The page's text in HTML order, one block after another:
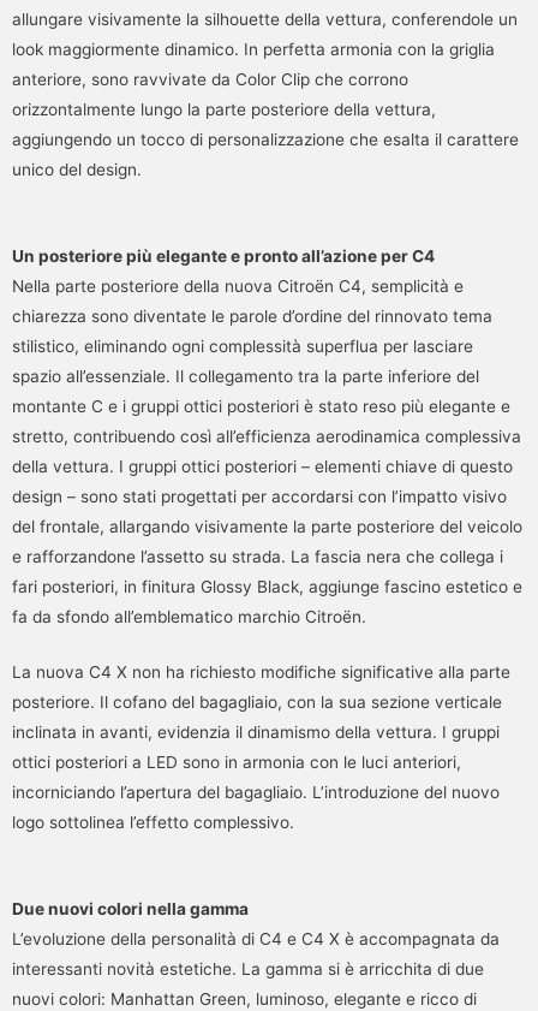
allungare visivamente la silhouette della vettura, conferendole un
look maggiormente dinamico. In perfetta armonia con la griglia
anteriore, sono ravvivate da Color Clip che corrono
orizzontalmente lungo la parte posteriore della vettura,
aggiungendo un tocco di personalizzazione che esalta il carattere
unico del design.
Un posteriore più elegante e pronto all’azione per C4
Nella parte posteriore della nuova Citroën C4, semplicità e
chiarezza sono diventate le parole d’ordine del rinnovato tema
stilistico, eliminando ogni complessità superflua per lasciare
spazio all’essenziale. Il collegamento tra la parte inferiore del
montante C e i gruppi ottici posteriori è stato reso più elegante e
stretto, contribuendo così all’efficienza aerodinamica complessiva
della vettura. I gruppi ottici posteriori – elementi chiave di questo
design – sono stati progettati per accordarsi con l’impatto visivo
del frontale, allargando visivamente la parte posteriore del veicolo
e rafforzandone l’assetto su strada. La fascia nera che collega i
fari posteriori, in finitura Glossy Black, aggiunge fascino estetico e
fa da sfondo all’emblematico marchio Citroën.
La nuova C4 X non ha richiesto modifiche significative alla parte
posteriore. Il cofano del bagagliaio, con la sua sezione verticale
inclinata in avanti, evidenzia il dinamismo della vettura. I gruppi
ottici posteriori a LED sono in armonia con le luci anteriori,
incorniciando l’apertura del bagagliaio. L’introduzione del nuovo
logo sottolinea l’effetto complessivo.
Due nuovi colori nella gamma
L’evoluzione della personalità di C4 e C4 X è accompagnata da
interessanti novità estetiche. La gamma si è arricchita di due
nuovi colori: Manhattan Green, luminoso, elegante e ricco di